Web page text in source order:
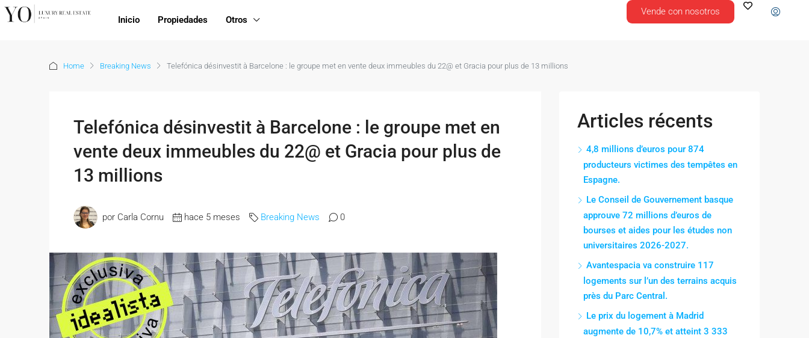
Inicio Propiedades Otros
Vende con nosotros
Home Breaking News Telefónica désinvestit à Barcelone : le groupe met en vente deux immeubles du 22@ et Gracia pour plus de 13 millions
Telefónica désinvestit à Barcelone : le groupe met en
vente deux immeubles du 22@ et Gracia pour plus de
13 millions
por Carla Cornu hace 5 meses Breaking News 0
Articles récents
4,8 millions d’euros pour 874
producteurs victimes des tempêtes en
Espagne.
Le Conseil de Gouvernement basque
approuve 72 millions d’euros de
bourses et aides pour les études non
universitaires 2026-2027.
Avantespacia va construire 117
logements sur l’un des terrains acquis
près du Parc Central.
Le prix du logement à Madrid
augmente de 10,7% et atteint 3 333